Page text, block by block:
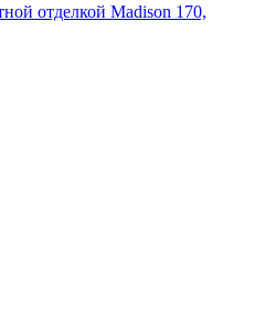
отделкой Madison 170,